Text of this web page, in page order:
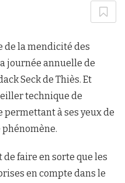
de la mendicité des
journée annuelle de
Seck de Thiès. Et
technique de
à ses yeux de
faire en sorte que les
en compte dans le